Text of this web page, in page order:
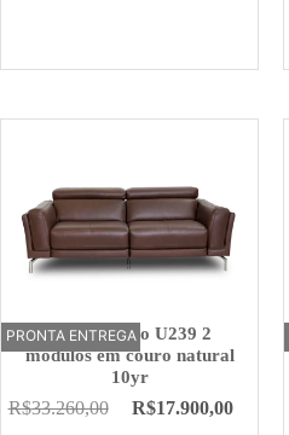
OFERTA
PRONTA ENTREGA
Sofá Elétrico U239 2
módulos em couro natural
10yr
R$33.260,00 R$17.900,00